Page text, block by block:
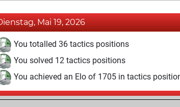
Mai 19, 2026
You totalled 36 tactics positions
You solved 12 tactics positions
You achieved an Elo of 1705 in tactics
April 3, 2026